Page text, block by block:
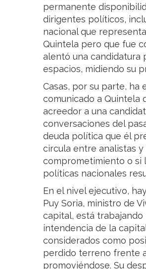
permanente
dirigentes políticos,
nacional que
Quintela pero que fue
alentó una candidatura
espacios, midiendo su
Casas, por su parte, ha
comunicado a Quintela
acreedor a una
conversaciones del
deuda política que él
circula entre analistas
comprometimiento o si
políticas nacionales
En el nivel ejecutivo,
Puy Soria, ministro de
capital, está
intendencia de la
considerados como
perdido terreno frente
promoviéndose. Su